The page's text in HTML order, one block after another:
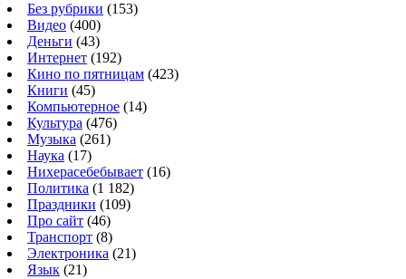
Без рубрики (153)
Видео (400)
Деньги (43)
Интернет (192)
Кино по пятницам (423)
Книги (45)
Компьютерное (14)
Культура (476)
Музыка (261)
Наука (17)
Нихерасебебывает (16)
Политика (1 182)
Праздники (109)
Про сайт (46)
Транспорт (8)
Электроника (21)
Язык (21)